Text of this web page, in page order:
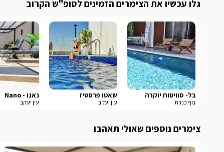
גלו עכשיו את הצימרים הזמינים לסופ"ש הקרוב
בל- סוויטות יוקרה
נוף כנרת
שאטו פרסטיז
עין יעקב
נאנו - Nano
עין יעקב
צימרים נוספים שאולי תאהבו